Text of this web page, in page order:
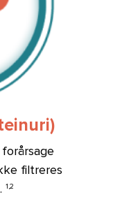
filtreres
1,2